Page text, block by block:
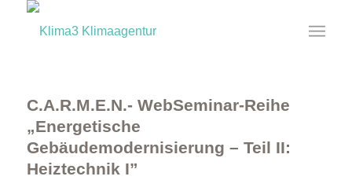
C.A.R.M.E.N.- WebSeminar-Reihe
„Energetische
Gebäudemodernisierung – Teil II:
Heiztechnik I”